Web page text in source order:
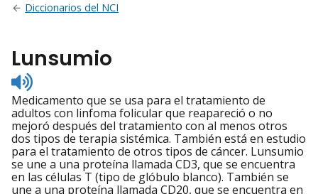
Diccionarios del NCI
Lunsumio
Listen
to
pronunciation
Medicamento que se usa para el tratamiento de
adultos con linfoma folicular que reapareció o no
mejoró después del tratamiento con al menos otros
dos tipos de terapia sistémica. También está en estudio
para el tratamiento de otros tipos de cáncer. Lunsumio
se une a una proteína llamada CD3, que se encuentra
en las células T (tipo de glóbulo blanco). También se
une a una proteína llamada CD20, que se encuentra en